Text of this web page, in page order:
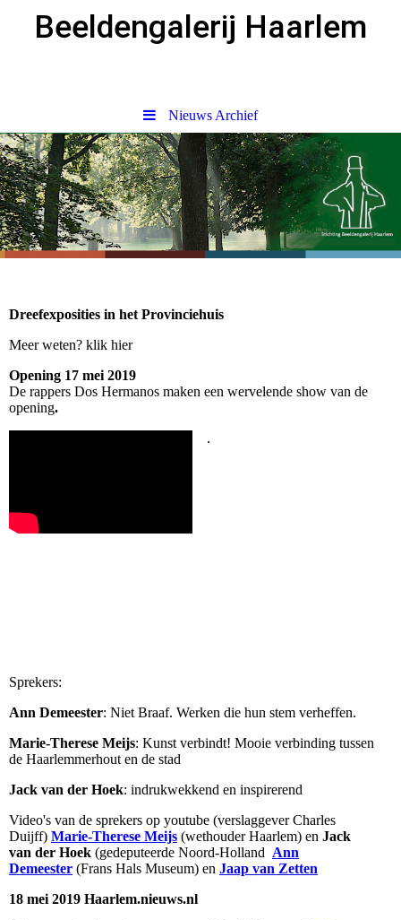
Beeldengalerij Haarlem
Nieuws Archief
Dreefexposities in het Provinciehuis
Meer weten? klik hier
Opening 17 mei 2019
De rappers Dos Hermanos maken een wervelende show van de
opening.
.
Sprekers:
Ann Demeester: Niet Braaf. Werken die hun stem verheffen.
Marie-Therese Meijs: Kunst verbindt! Mooie verbinding tussen
de Haarlemmerhout en de stad
Jack van der Hoek: indrukwekkend en inspirerend
Video's van de sprekers op youtube (verslaggever Charles
Duijff) Marie-Therese Meijs (wethouder Haarlem) en Jack
van der Hoek (gedeputeerde Noord-Holland Ann
Demeester (Frans Hals Museum) en Jaap van Zetten
18 mei 2019 Haarlem.nieuws.nl